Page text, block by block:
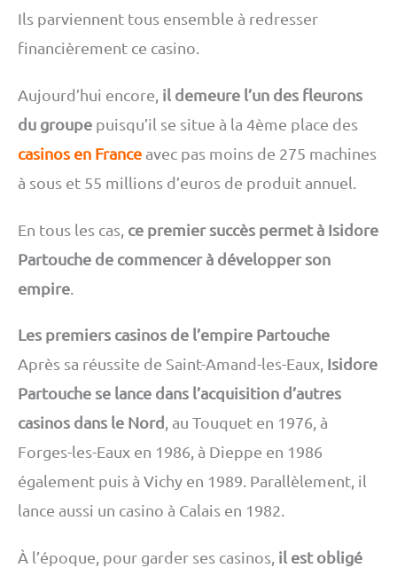
Ils parviennent tous ensemble à redresser
financièrement ce casino.
Aujourd’hui encore, il demeure l’un des fleurons
du groupe puisqu’il se situe à la 4ème place des
casinos en France avec pas moins de 275 machines
à sous et 55 millions d’euros de produit annuel.
En tous les cas, ce premier succès permet à Isidore
Partouche de commencer à développer son
empire
Les premiers casinos de l’empire Partouche
Après sa réussite de Saint-Amand-les-Eaux, Isidore
Partouche se lance dans l’acquisition d’autres
casinos dans le Nord, au Touquet en 1976, à
Forges-les-Eaux en 1986, à Dieppe en 1986
également puis à Vichy en 1989. Parallèlement, il
lance aussi un casino à Calais en 1982.
À l’époque, pour garder ses casinos, il est obligé